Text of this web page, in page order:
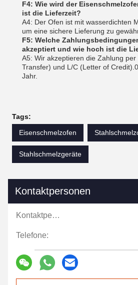
F4: Wie wird der
ist die Lieferzeit?
A4: Der Ofen ist mit wasserdichten
um eine sichere Lieferung zu
F5: Welche
akzeptiert und wie hoch ist die
A5: Wir akzeptieren die Zahlung
Transfer) und L/C (Letter of
Jahr.
Tags:
Eisenschmelzofen
Stahlschmelzgeräte
Kontaktpersonen
Kontaktpersonen:
Telefone: